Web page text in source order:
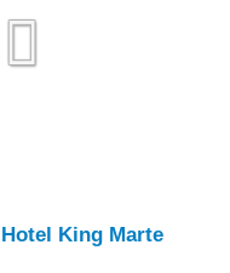
Hotel King Marte